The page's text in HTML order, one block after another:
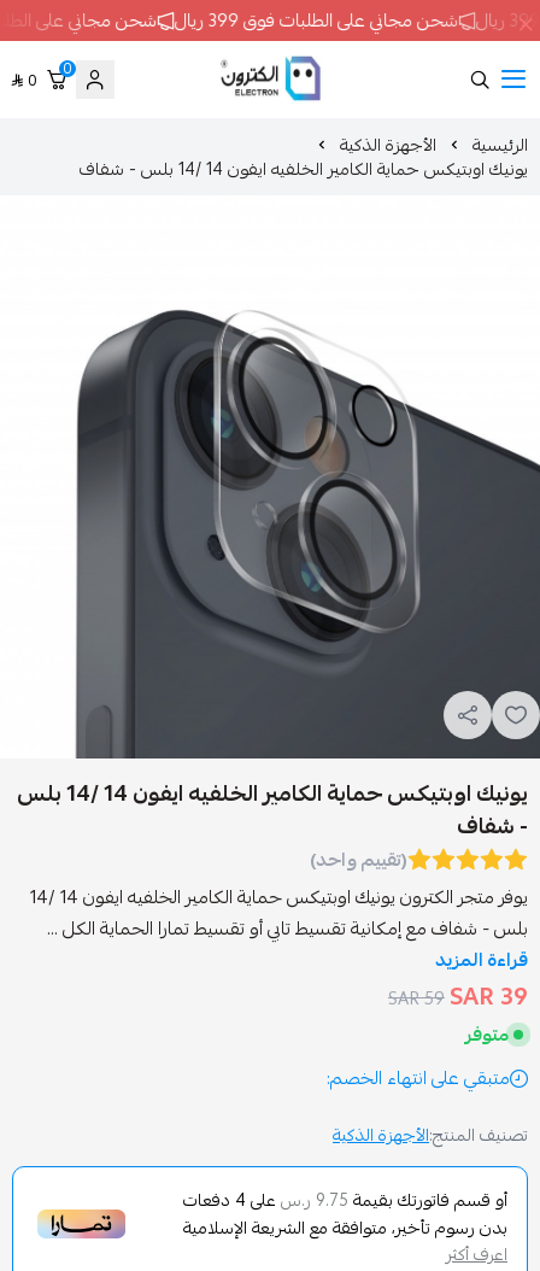
فوق 399 ريال شحن مجاني على الطلبات فوق 399 ريال شحن
الأجهزة الذكية
الكامير الخلفيه ايفون 14 /14 بلس - شفاف
يونيك اوبتيكس حماية الكامير الخلفيه ايفون 14 /14 بلس
(تقييم واحد)
يوفر متجر الكترون يونيك اوبتيكس حماية الكامير الخلفيه ايفون 14 /14
تقسيط تابي أو تقسيط تمارا الحماية الكل ...
الخصم:
الأجهزة الذكية
بقيمة 9.75 ر.س على4دفعات
متوافقة مع الشريعة الإسلامية